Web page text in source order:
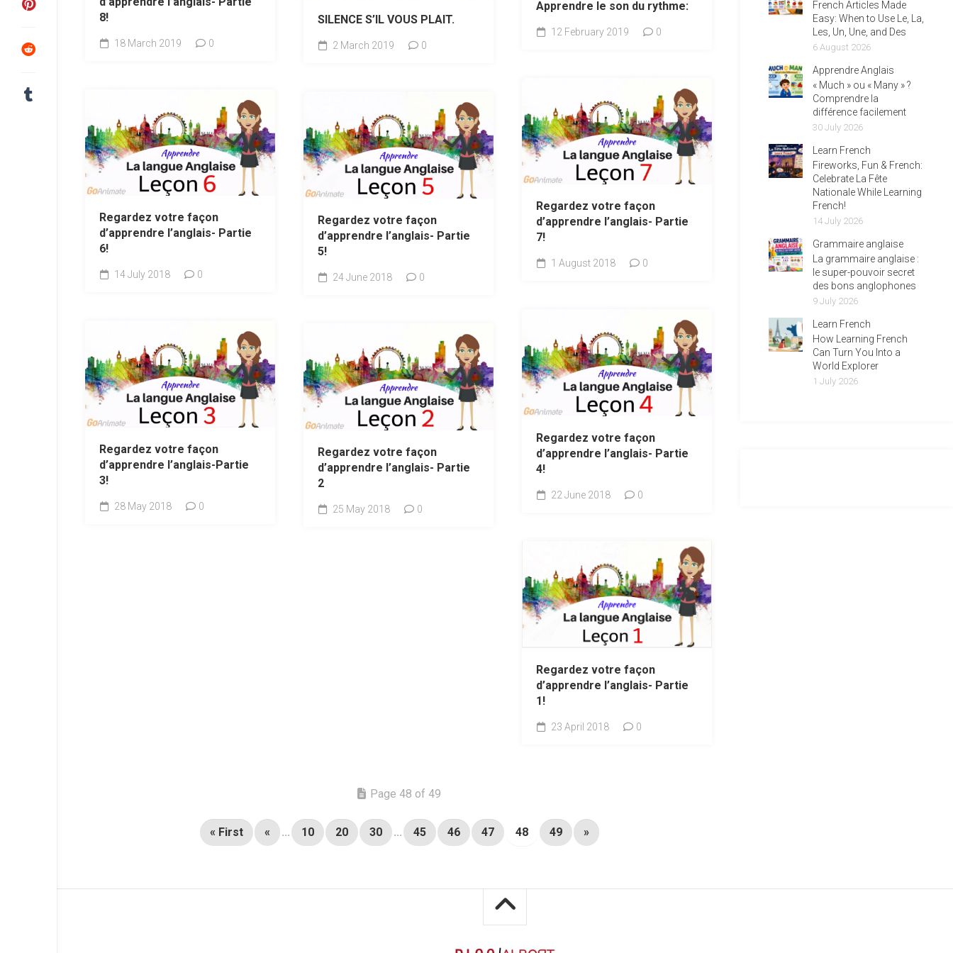
8!
18 March 2019 0
SILENCE S’IL VOUS PLAIT.
2 March 2019 0
Apprendre le son du rythme:
12 February 2019 0
Regardez votre façon
d’apprendre l’anglais- Partie
7!
1 August 2018 0
Regardez votre façon
d’apprendre l’anglais- Partie
6!
14 July 2018 0
Regardez votre façon
d’apprendre l’anglais- Partie
5!
24 June 2018 0
Regardez votre façon
d’apprendre l’anglais- Partie
4!
22 June 2018 0
Regardez votre façon
d’apprendre l’anglais-Partie
3!
28 May 2018 0
Regardez votre façon
d’apprendre l’anglais- Partie
2
25 May 2018 0
Regardez votre façon
d’apprendre l’anglais- Partie
1!
23 April 2018 0
Page 48 of 49
« First « ... 10 20 30 ... 45 46 47 48 49 »
French Articles Made
Easy: When to Use Le, La,
Les, Un, Une, and Des
6 August 2026
Apprendre Anglais
« Much » ou « Many » ?
Comprendre la
différence facilement
30 July 2026
Learn French
Fireworks, Fun & French:
Celebrate La Fête
Nationale While Learning
French!
14 July 2026
Grammaire anglaise
La grammaire anglaise :
le super-pouvoir secret
des bons anglophones
9 July 2026
Learn French
How Learning French
Can Turn You Into a
World Explorer
1 July 2026